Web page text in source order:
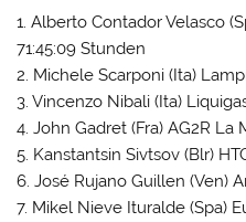
1. Alberto Contador Velasco
71:45:09 Stunden
2. Michele Scarponi (Ita)
3. Vincenzo Nibali (Ita)
4. John Gadret (Fra) AG2R La
5. Kanstantsin Sivtsov (Blr)
6. José Rujano Guillen (Ven)
7. Mikel Nieve Ituralde (Spa)